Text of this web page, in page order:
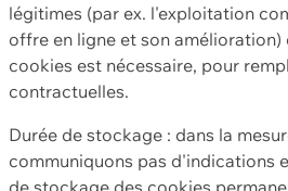
légitimes (par ex. l'exploitation
offre en ligne et son
cookies est nécessaire, pour
contractuelles.
Durée de stockage : dans la
communiquons pas d'indications